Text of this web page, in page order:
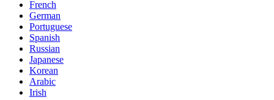
French
German
Portuguese
Spanish
Russian
Japanese
Korean
Arabic
Irish